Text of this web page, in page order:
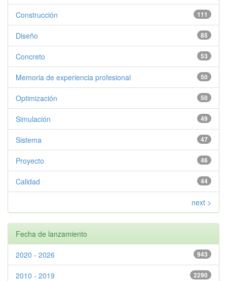
111
Construcción
85
Diseño
53
Concreto
50
Memoria de experiencia profesional
50
Optimización
49
Simulación
47
Sistema
46
Proyecto
44
Calidad
next >
Fecha de lanzamiento
943
2020 - 2026
2290
2010 - 2019